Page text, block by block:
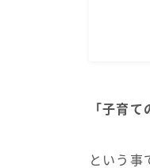
「子育
という事